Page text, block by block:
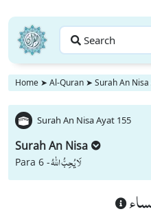
Search
Home ➤ Al-Quran ➤ Surah An
Surah An Nisa Ayat 155
Surah An Nisa
Para 6 -لَا یُحِبُّ اللّٰهُ